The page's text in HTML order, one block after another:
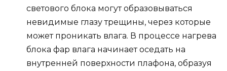
светового блока могут образовываться
невидимые глазу трещины, через которые
может проникать влага. В процессе нагрева
блока фар влага начинает оседать на
внутренней поверхности плафона, образуя